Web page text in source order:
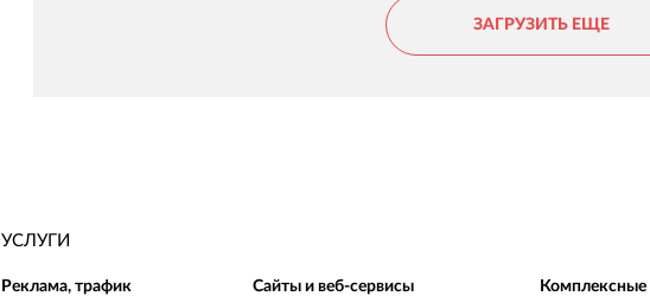
сотрудничество будет таким же эффективным
ЗАГРУЗИТЬ ЕЩЕ
УСЛУГИ
Реклама, трафик Сайты и веб-сервисы Комплексные